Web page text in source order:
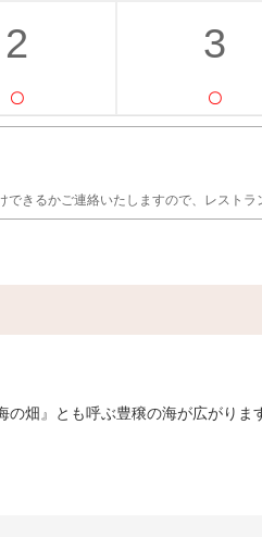
2 3
きるかご連絡いたしますので、レスト
畑』とも呼ぶ豊穣の海が広がり